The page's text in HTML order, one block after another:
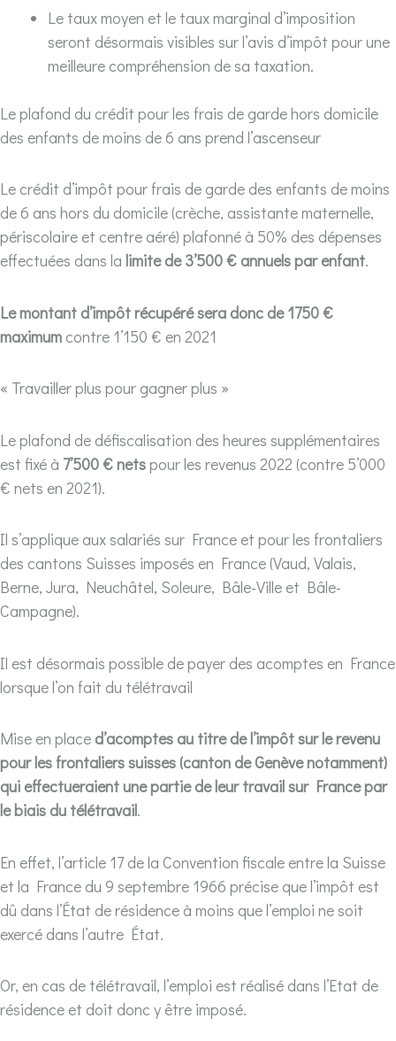
Le taux moyen et le taux marginal d’imposition
seront désormais visibles sur l’avis d’impôt pour une
meilleure compréhension de sa taxation.
Le plafond du crédit pour les frais de garde hors domicile
des enfants de moins de 6 ans prend l’ascenseur
Le crédit d’impôt pour frais de garde des enfants de moins
de 6 ans hors du domicile (crèche, assistante maternelle,
périscolaire et centre aéré) plafonné à 50% des dépenses
effectuées dans la limite de 3’500€ annuels par enfant.
Le montant d’impôt récupéré sera donc de 1750€
maximum contre 1’150 € en 2021
« Travailler plus pour gagner plus »
Le plafond de défiscalisation des heures supplémentaires
est fixé à 7’500€netspour les revenus 2022 (contre 5’000
€ nets en 2021).
Il s’applique aux salariés sur France et pour les frontaliers
des cantons Suisses imposés en France (Vaud, Valais,
Berne, Jura, Neuchâtel, Soleure, Bâle-Ville et Bâle-
Campagne).
Il est désormais possible de payer des acomptes en France
lorsque l’on fait du télétravail
Mise en place d’acomptes au titre de l’impôt sur le revenu
pour les frontaliers suisses (canton de Genève notamment)
qui effectueraient une partie de leur travail sur France par
le biais du télétravail.
En effet, l’article 17 de la Convention fiscale entre la Suisse
et la France du 9 septembre 1966 précise que l’impôt est
dû dans l’État de résidence à moins que l’emploi ne soit
exercé dans l’autre État.
Or, en cas de télétravail, l’emploi est réalisé dans l’Etat de
résidence et doit donc y être imposé.